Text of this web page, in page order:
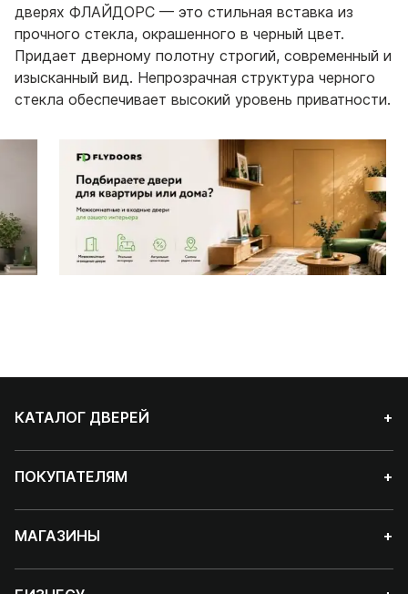
дверях ФЛАЙДОРС — это стильная вставка из
прочного стекла, окрашенного в черный цвет.
Придает дверному полотну строгий, современный и
изысканный вид. Непрозрачная структура черного
стекла обеспечивает высокий уровень приватности.
КАТАЛОГ ДВЕРЕЙ +
ПОКУПАТЕЛЯМ +
МАГАЗИНЫ +